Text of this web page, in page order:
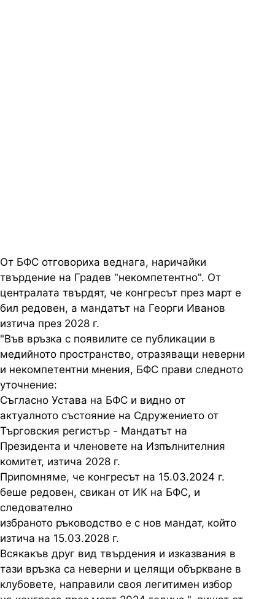
От БФС отговориха веднага, наричайки
твърдение на Градев "некомпетентно". От
централата твърдят, че конгресът през март е
бил редовен, а мандатът на Георги Иванов
изтича през 2028 г.
"Във връзка с появилите се публикации в
медийното пространство, отразяващи неверни
и некомпетентни мнения, БФС прави следното
уточнение:
Съгласно Устава на БФС и видно от
актуалното състояние на Сдружението от
Търговския регистър - Мандатът на
Президента и членовете на Изпълнителния
комитет, изтича 2028 г.
Припомняме, че конгресът на 15.03.2024 г.
беше редовен, свикан от ИК на БФС, и
следователно
избраното ръководство е с нов мандат, който
изтича на 15.03.2028 г.
Всякакъв друг вид твърдения и изказвания в
тази връзка са неверни и целящи объркване в
клубовете, направили своя легитимен избор